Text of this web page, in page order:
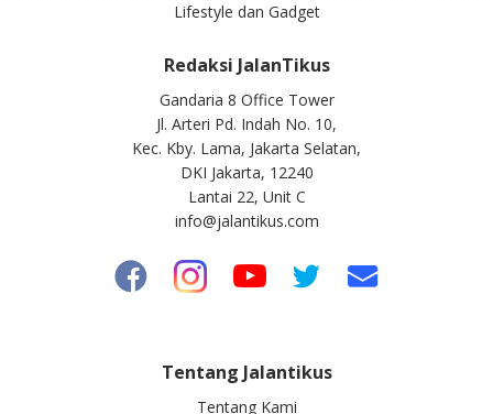
Lifestyle dan Gadget
Redaksi JalanTikus
Gandaria 8 Office Tower
Jl. Arteri Pd. Indah No. 10,
Kec. Kby. Lama, Jakarta Selatan,
DKI Jakarta, 12240
Lantai 22, Unit C
info@jalantikus.com
Tentang Jalantikus
Tentang Kami